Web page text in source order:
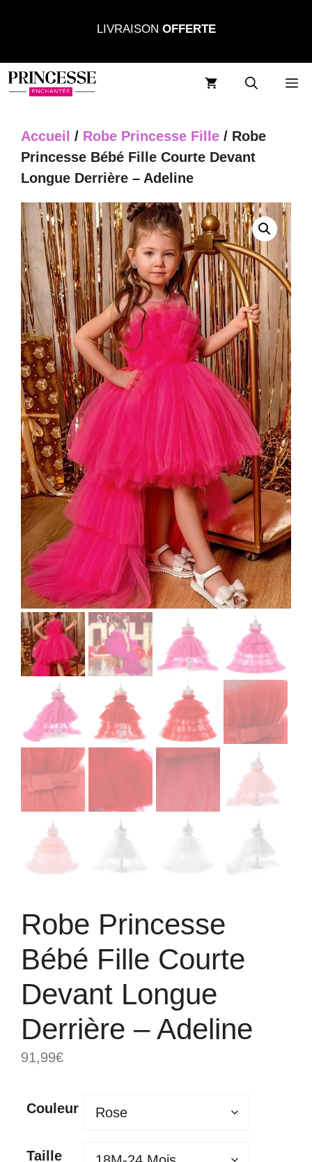
LIVRAISON OFFERTE
Accueil / Robe Princesse Fille / Robe
Princesse Bébé Fille Courte Devant
Longue Derrière – Adeline
Robe Princesse
Bébé Fille Courte
Devant Longue
Derrière – Adeline
91,99€
Couleur
Taille